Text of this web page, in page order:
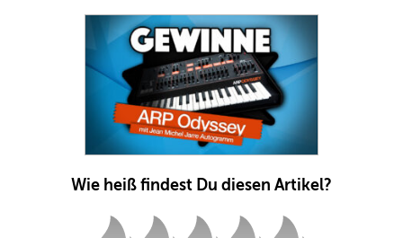
Wie heiß findest Du diesen Artikel?